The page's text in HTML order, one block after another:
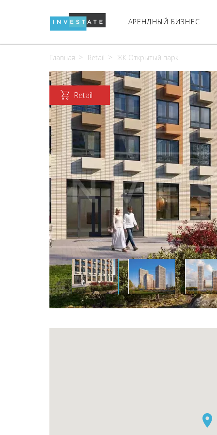
АРЕНДНЫЙ БИЗНЕС
Главная Retail ЖК Открытый парк
Retail